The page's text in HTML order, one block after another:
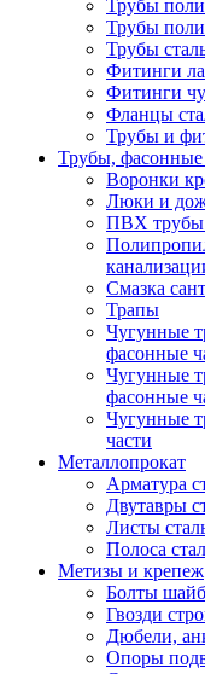
Трубы
Трубы
Трубы
Фитинги
Фитинги
Фланцы
Трубы и
Трубы, фасонные
Воронки
Люки и
ПВХ трубы
Смазка
Трапы
Чугунные
фасонные
Чугунные
фасонные
Чугунные
части
Металлопрокат
Арматура
Двутавры
Листы
Полоса
Метизы и крепеж
Болты
Гвозди
Дюбели,
Опоры